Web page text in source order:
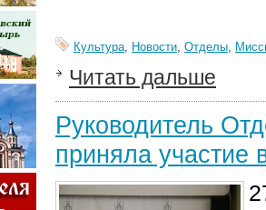
Культура, Новости, Отделы,
Читать дальше
Руководитель
приняла участие